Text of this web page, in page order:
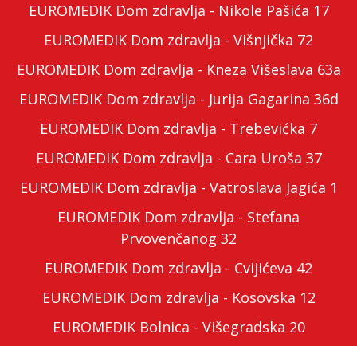
EUROMEDIK Dom zdravlja - Nikole Pašića 17
EUROMEDIK Dom zdravlja - Višnjička 72
EUROMEDIK Dom zdravlja - Kneza Višeslava 63a
EUROMEDIK Dom zdravlja - Jurija Gagarina 36d
EUROMEDIK Dom zdravlja - Trebevićka 7
EUROMEDIK Dom zdravlja - Cara Uroša 37
EUROMEDIK Dom zdravlja - Vatroslava Jagića 1
EUROMEDIK Dom zdravlja - Stefana
Prvovenčanog 32
EUROMEDIK Dom zdravlja - Cvijićeva 42
EUROMEDIK Dom zdravlja - Kosovska 12
EUROMEDIK Bolnica - Višegradska 20